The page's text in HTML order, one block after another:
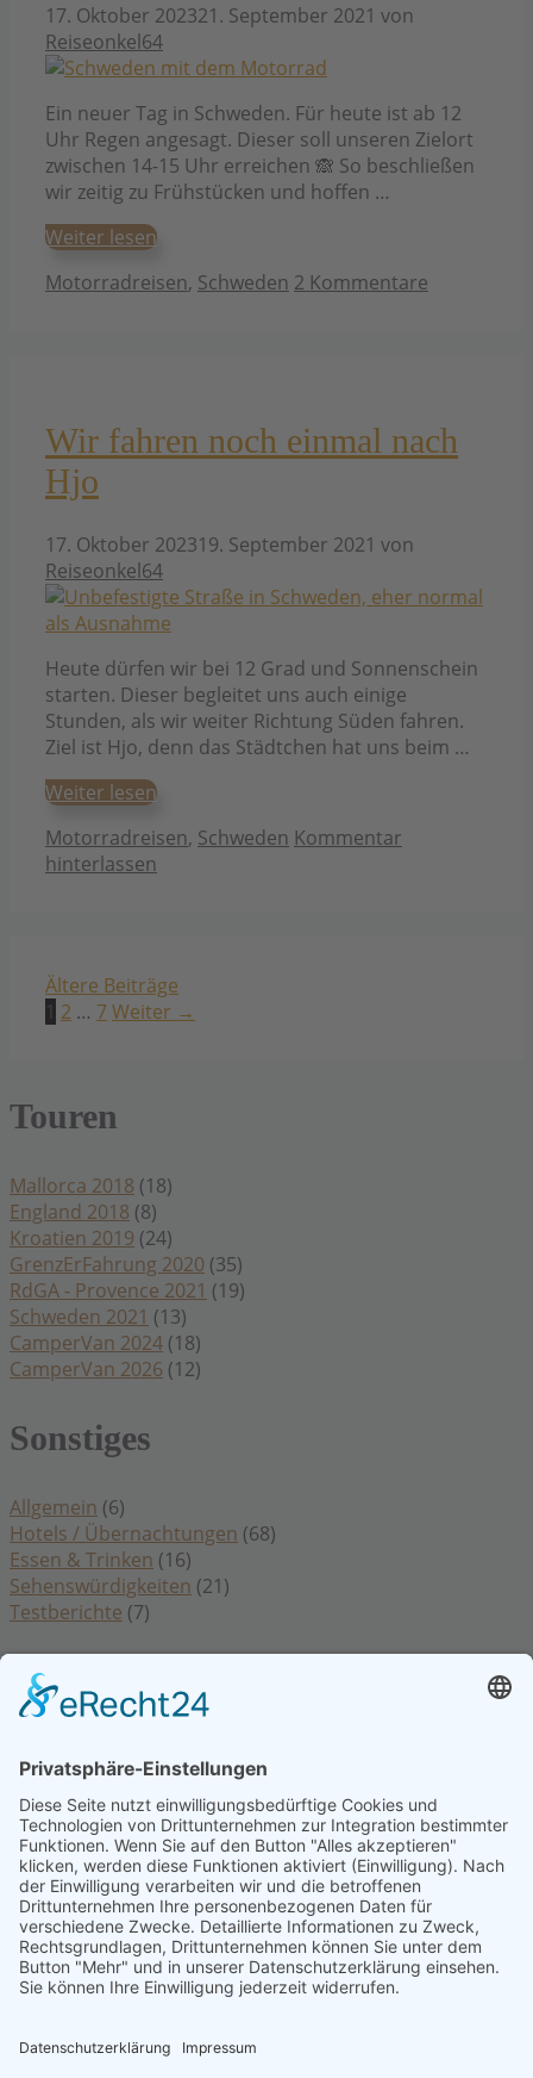
17. Oktober 202321. September 2021 von
Reiseonkel64
Ein neuer Tag in Schweden. Für heute ist ab 12
Uhr Regen angesagt. Dieser soll unseren Zielort
zwischen 14-15 Uhr erreichen 🙈 So beschließen
wir zeitig zu Frühstücken und hoffen …
Weiter lesen
Kategorien
Motorradreisen, Schweden 2 Kommentare
Wir fahren noch einmal nach
Hjo
17. Oktober 202319. September 2021 von
Reiseonkel64
Heute dürfen wir bei 12 Grad und Sonnenschein
starten. Dieser begleitet uns auch einige
Stunden, als wir weiter Richtung Süden fahren.
Ziel ist Hjo, denn das Städtchen hat uns beim …
Weiter lesen
Kategorien
Motorradreisen, Schweden Kommentar
hinterlassen
Ältere Beiträge
Seite
1 Seite
2 … Seite
7Weiter →
Touren
Mallorca 2018 (18)
England 2018 (8)
Kroatien 2019 (24)
GrenzErFahrung 2020 (35)
RdGA - Provence 2021 (19)
Schweden 2021 (13)
CamperVan 2024 (18)
CamperVan 2026 (12)
Sonstiges
Allgemein (6)
Hotels / Übernachtungen (68)
Essen & Trinken (16)
Sehenswürdigkeiten (21)
Testberichte (7)
Rechtliches
Impressum
Kontakt
Cookie Einstellungen
Hinweis: Affiliatelinks/Werbelinks/Werbung
Die mit Sternchen () gekennzeichneten Links sind sogenannte Affiliate-
Links. Wenn du auf so einen Affiliate-Link klickst und über diesen Link
Anbieter eine Provision. Für dich verändert sich der Preis nicht.